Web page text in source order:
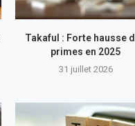
Takaful : Forte hausse
primes en 2025
31 juillet 2026